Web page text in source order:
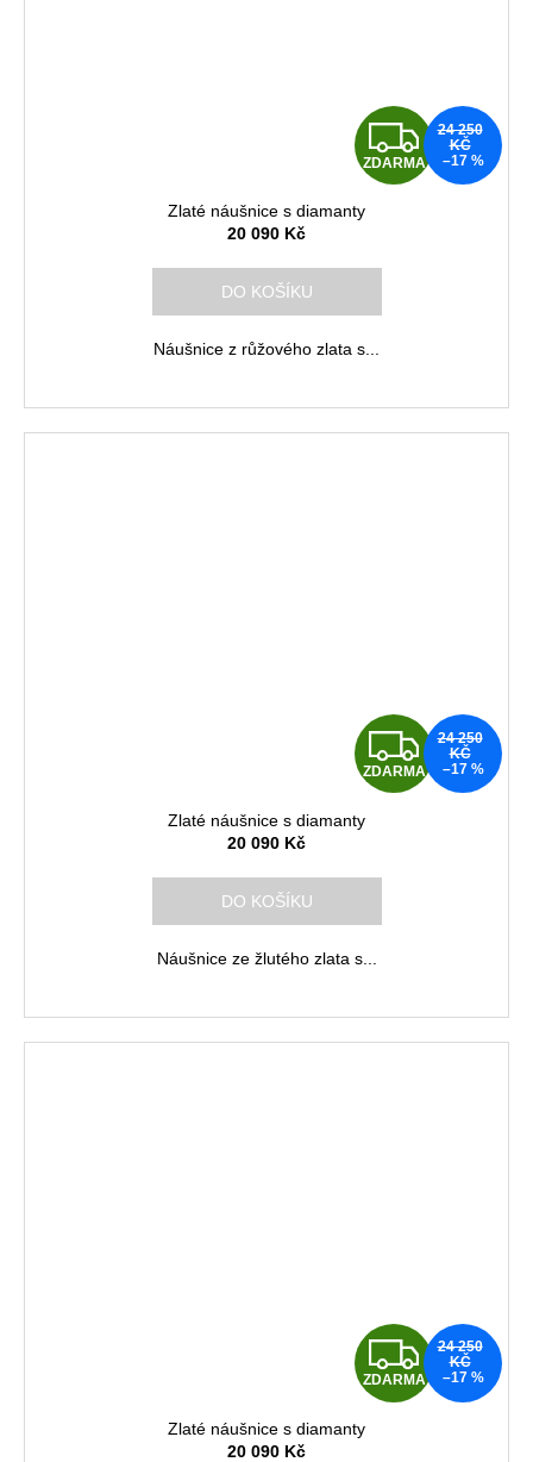
Z
D
ZDARMA
24 250
KČ
–17 %
Zlaté náušnice s diamanty
20 090 Kč
DO KOŠÍKU
Náušnice z růžového zlata s...
Z
D
ZDARMA
24 250
KČ
–17 %
Zlaté náušnice s diamanty
20 090 Kč
DO KOŠÍKU
Náušnice ze žlutého zlata s...
Z
D
ZDARMA
24 250
KČ
–17 %
Zlaté náušnice s diamanty
20 090 Kč